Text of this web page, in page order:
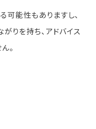
能性もありますし、
りを持ち、アドバイス
。